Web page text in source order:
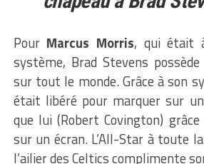
Pour Marcus Morris, qui était
système, Brad Stevens possède
sur tout le monde. Grâce à son
était libéré pour marquer sur
que lui (Robert Covington)
sur un écran. L’All-Star à toute
l’ailier des Celtics complimente